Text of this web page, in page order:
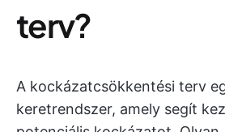
terv?
A kockázatcsökkentési terv
keretrendszer, amely segít